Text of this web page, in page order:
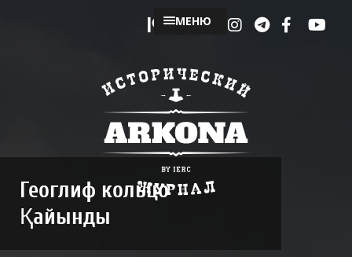
МЕНЮ
Геоглиф кольцо
Қайынды